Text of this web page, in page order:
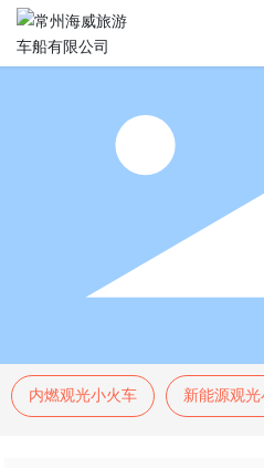
内燃观光小火车 新能源观